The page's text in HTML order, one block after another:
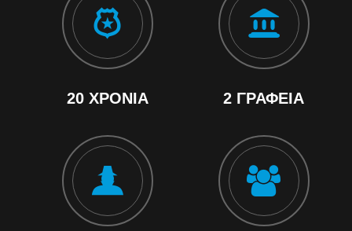
20 ΧΡΌΝΙΑ 2 ΓΡΑΦΕΊΑ